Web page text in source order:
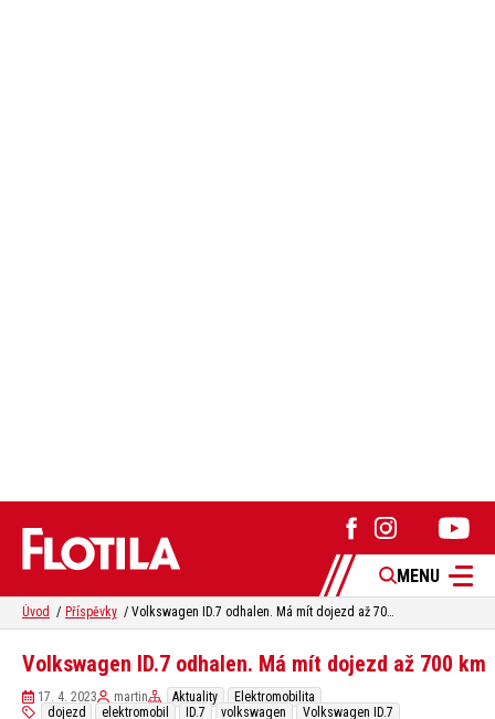
MENU
Úvod Příspěvky Volkswagen ID.7 odhalen. Má mít dojezd až 700 km
Volkswagen ID.7 odhalen. Má mít dojezd až 700 km
17. 4. 2023 martin Aktuality
Elektromobilita
dojezd
elektromobil ID.7 volkswagen Volkswagen ID.7